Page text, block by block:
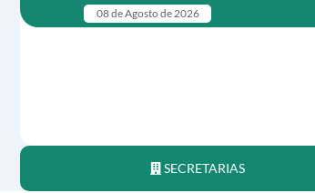
08 de Agosto de 2026
SECRETARIAS